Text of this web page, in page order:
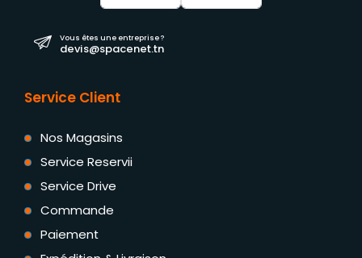
Vous êtes une entreprise ?
devis@spacenet.tn
Service Client
Nos Magasins
Service Reservii
Service Drive
Commande
Paiement